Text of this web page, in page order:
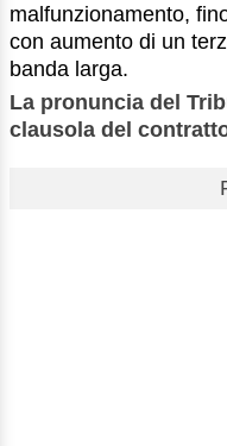
malfunzionamento,
con aumento di un
banda larga.
La pronuncia del
clausola del